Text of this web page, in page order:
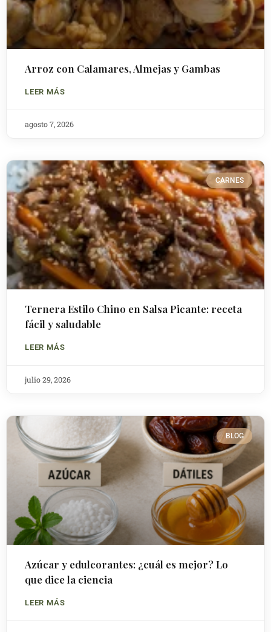
Arroz con Calamares, Almejas y Gambas
LEER MÁS
agosto 7, 2026
CARNES
Ternera Estilo Chino en Salsa Picante: receta
fácil y saludable
LEER MÁS
julio 29, 2026
BLOG
Azúcar y edulcorantes: ¿cuál es mejor? Lo
que dice la ciencia
LEER MÁS